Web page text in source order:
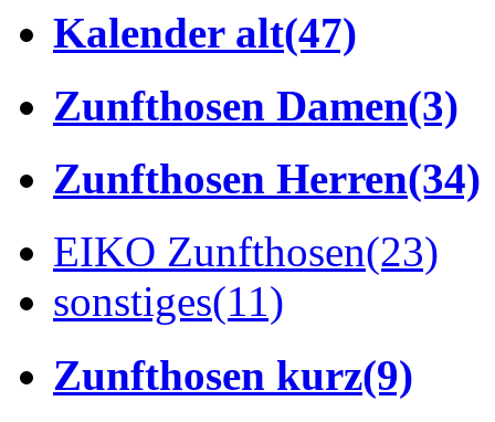
Kalender alt(47)
Zunfthosen Damen(3)
Zunfthosen Herren(34)
EIKO Zunfthosen(23)
sonstiges(11)
Zunfthosen kurz(9)